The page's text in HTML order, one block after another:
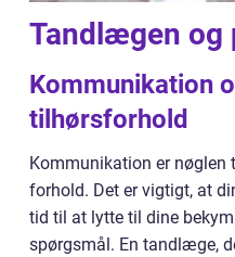
Tandlægen og
Kommunikation
tilhørsforhold
Kommunikation er
forhold. Det er vigtigt, at
tid til at lytte til dine
spørgsmål. En tandlæge,